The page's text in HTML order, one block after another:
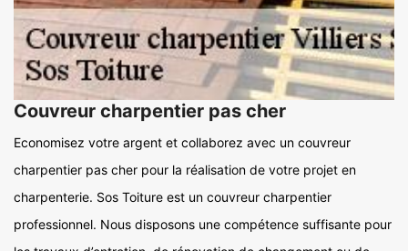
Couvreur charpentier pas cher
Economisez votre argent et collaborez avec un couvreur
charpentier pas cher pour la réalisation de votre projet en
charpenterie. Sos Toiture est un couvreur charpentier
professionnel. Nous disposons une compétence suffisante pour